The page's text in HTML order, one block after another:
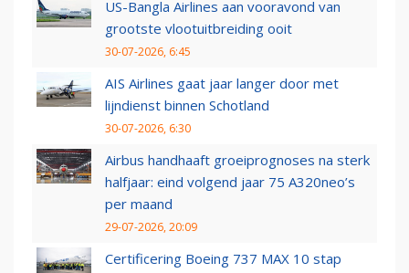
US-Bangla Airlines aan vooravond van
grootste vlootuitbreiding ooit
30-07-2026, 6:45
AIS Airlines gaat jaar langer door met
lijndienst binnen Schotland
30-07-2026, 6:30
Airbus handhaaft groeiprognoses na sterk
halfjaar: eind volgend jaar 75 A320neo’s
per maand
29-07-2026, 20:09
Certificering Boeing 737 MAX 10 stap